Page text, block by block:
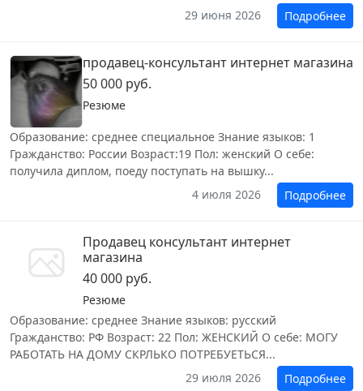
29 июня 2026
Подробнее
продавец-консультант интернет магазина
50 000 руб.
Резюме
Образование: среднее специальное Знание языков: 1
Гражданство: России Возраст:19 Пол: женский О себе:
получила диплом, поеду поступать на вышку...
4 июля 2026
Подробнее
Продавец консультант интернет
магазина
40 000 руб.
Резюме
Образование: среднее Знание языков: русский
Гражданство: РФ Возраст: 22 Пол: ЖЕНСКИЙ О себе: МОГУ
РАБОТАТЬ НА ДОМУ СКРЛЬКО ПОТРЕБУЕТЬСЯ...
29 июля 2026
Подробнее